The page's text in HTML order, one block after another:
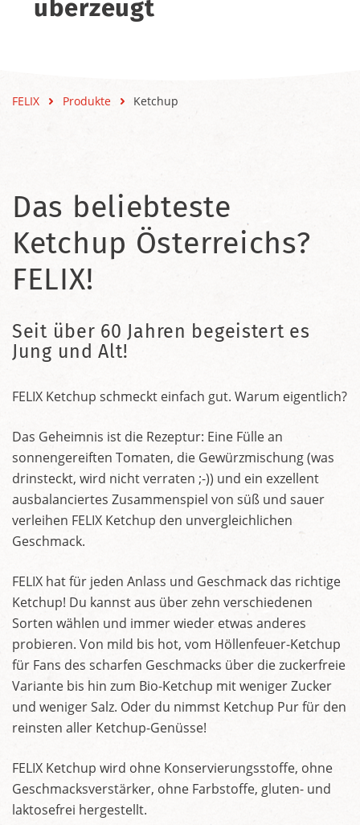
überzeugt
FELIX Produkte Ketchup
Das beliebteste
Ketchup Österreichs?
FELIX!
Seit über 60 Jahren begeistert es
Jung und Alt!
FELIX Ketchup schmeckt einfach gut. Warum eigentlich?
Das Geheimnis ist die Rezeptur: Eine Fülle an
sonnengereiften Tomaten, die Gewürzmischung (was
drinsteckt, wird nicht verraten ;-)) und ein exzellent
ausbalanciertes Zusammenspiel von süß und sauer
verleihen FELIX Ketchup den unvergleichlichen
Geschmack.
FELIX hat für jeden Anlass und Geschmack das richtige
Ketchup! Du kannst aus über zehn verschiedenen
Sorten wählen und immer wieder etwas anderes
probieren. Von mild bis hot, vom Höllenfeuer-Ketchup
für Fans des scharfen Geschmacks über die zuckerfreie
Variante bis hin zum Bio-Ketchup mit weniger Zucker
und weniger Salz. Oder du nimmst Ketchup Pur für den
reinsten aller Ketchup-Genüsse!
FELIX Ketchup wird ohne Konservierungsstoffe, ohne
Geschmacksverstärker, ohne Farbstoffe, gluten- und
laktosefrei hergestellt.